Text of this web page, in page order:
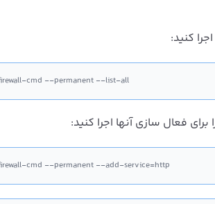
کنید:
cmd --permanent --list-all
cmd --permanent --add-service=http